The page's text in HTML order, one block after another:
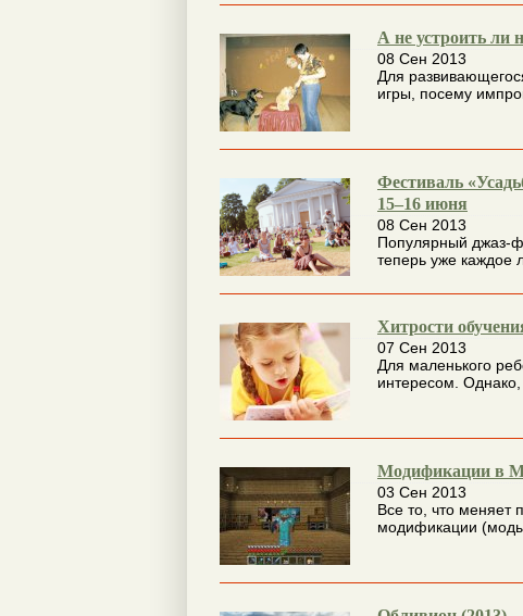
А не устроить ли
08 Сен 2013
Для
игры, посему
Фестиваль
15–16 июня
08 Сен 2013
Популярный джаз-
теперь уже каждое
Хитрости
07 Сен 2013
Для маленького
интересом.
Модификации в
03 Сен 2013
Все то, что
модификации